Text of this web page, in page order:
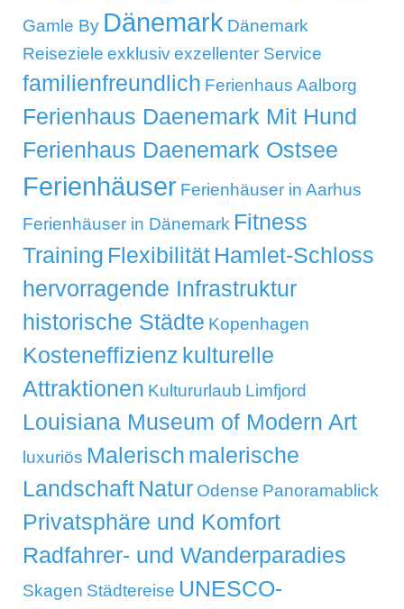
Gamle By Dänemark Dänemark
Reiseziele exklusivexzellenter Service
familienfreundlich Ferienhaus Aalborg
Ferienhaus Daenemark Mit Hund
Ferienhaus Daenemark Ostsee
Ferienhäuser Ferienhäuser in Aarhus
Ferienhäuser in Dänemark Fitness
Training Flexibilität Hamlet-Schloss
hervorragende Infrastruktur
historische Städte Kopenhagen
Kosteneffizienz kulturelle
Attraktionen Kultururlaub Limfjord
Louisiana Museum of Modern Art
luxuriös Malerisch malerische
Landschaft Natur Odense Panoramablick
Privatsphäre und Komfort
Radfahrer- und Wanderparadies
Skagen Städtereise UNESCO-